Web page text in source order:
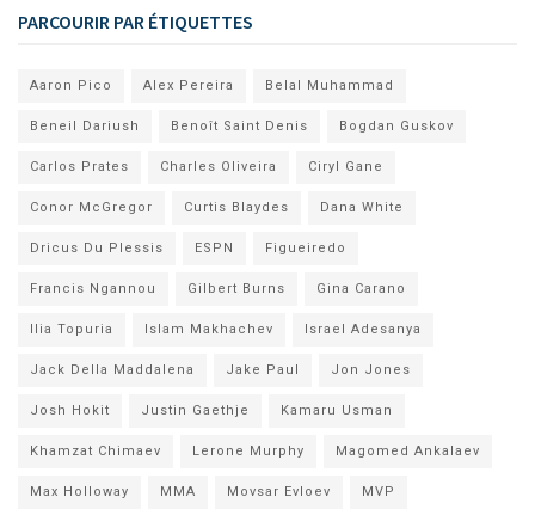
PARCOURIR PAR ÉTIQUETTES
Aaron Pico Alex Pereira Belal Muhammad
Beneil Dariush Benoît Saint Denis Bogdan Guskov
Carlos Prates Charles Oliveira Ciryl Gane
Conor McGregor Curtis Blaydes Dana White
Dricus Du Plessis ESPN Figueiredo
Francis Ngannou Gilbert Burns Gina Carano
Ilia Topuria Islam Makhachev Israel Adesanya
Jack Della Maddalena Jake Paul Jon Jones
Josh Hokit Justin Gaethje Kamaru Usman
Khamzat Chimaev Lerone Murphy Magomed Ankalaev
Max Holloway MMA Movsar Evloev MVP